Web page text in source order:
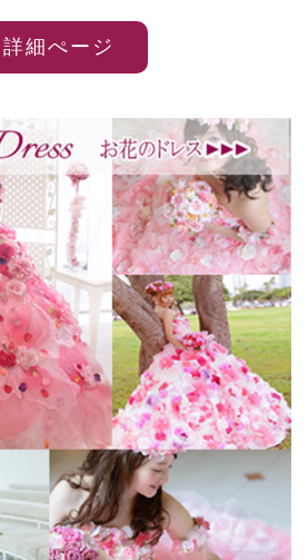
詳細ぺージ